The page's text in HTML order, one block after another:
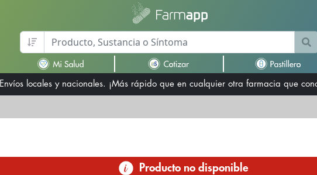
Envíos locales y nacionales. ¡Más rápido que en cualquier otra farmacia que
Producto no disponible